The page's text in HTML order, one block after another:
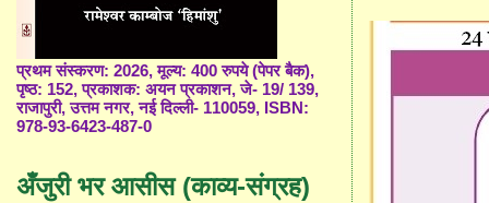
प्रथम संस्करण: 2026, मूल्य: 400 रुपये (पेपर बैक),
पृष्ठ: 152, प्रकाशक: अयन प्रकाशन, जे- 19/ 139,
राजापुरी, उत्तम नगर, नई दिल्ली- 110059, ISBN:
978-93-6423-487-0
अँजुरी भर आसीस (काव्य-संग्रह)